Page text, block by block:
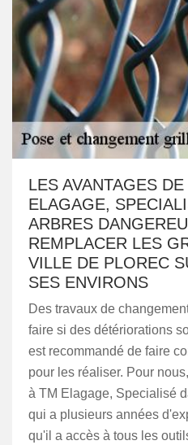
LES AVANTAGES
ELAGAGE,
ARBRES
REMPLACER LES
VILLE DE PLOREC
SES ENVIRONS
Des travaux de
faire si des détériorations
est recommandé de faire
pour les réaliser. Pour
à TM Elagage, Specialisé
qui a plusieurs années
qu'il a accès à tous les